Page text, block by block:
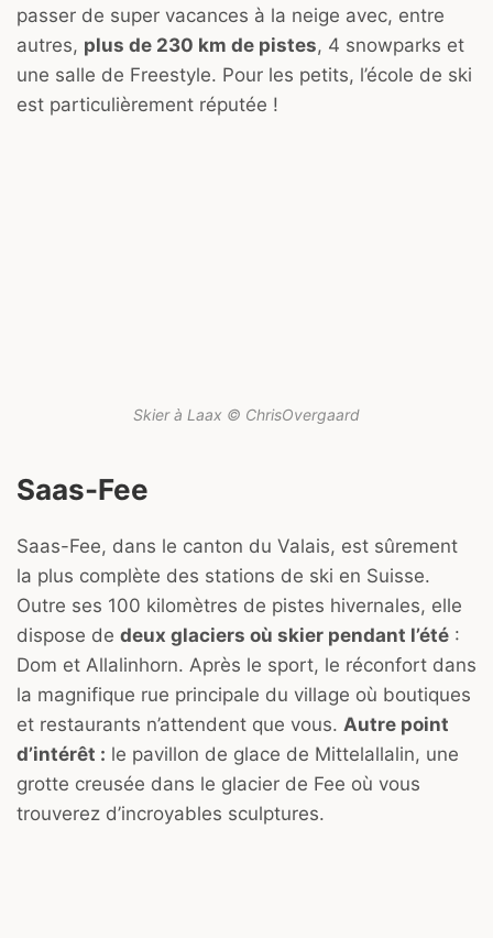
passer de super vacances à la neige avec, entre
autres, plus de 230 km de pistes, 4 snowparks et
une salle de Freestyle. Pour les petits, l’école de ski
est particulièrement réputée !
Skier à Laax © ChrisOvergaard
Saas-Fee
Saas-Fee, dans le canton du Valais, est sûrement
la plus complète des stations de ski en Suisse.
Outre ses 100 kilomètres de pistes hivernales, elle
dispose de deux glaciers où skier pendant l’été :
Dom et Allalinhorn. Après le sport, le réconfort dans
la magnifique rue principale du village où boutiques
et restaurants n’attendent que vous. Autre point
d’intérêt : le pavillon de glace de Mittelallalin, une
grotte creusée dans le glacier de Fee où vous
trouverez d’incroyables sculptures.